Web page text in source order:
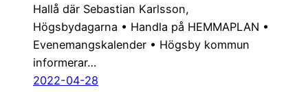
Hallå där Sebastian Karlsson,
Högsbydagarna • Handla på HEMMAPLAN •
Evenemangskalender • Högsby kommun
informerar…
2022-04-28